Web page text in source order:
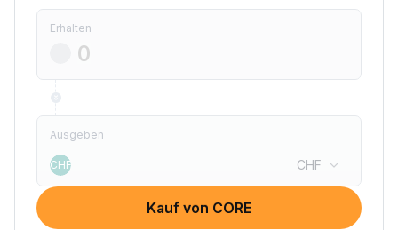
Erhalten
Ausgeben
CHF CHF
Kauf von CORE